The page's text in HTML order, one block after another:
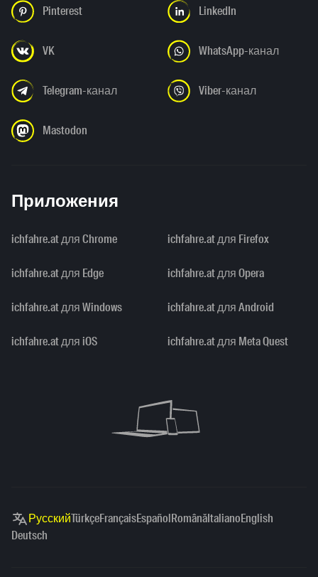
Pinterest LinkedIn
VK WhatsApp-канал
Telegram-канал Viber-канал
Mastodon
Приложения
ichfahre.at для Chrome ichfahre.at для Firefox
ichfahre.at для Edge ichfahre.at для Opera
ichfahre.at для Windows ichfahre.at для Android
ichfahre.at для iOS ichfahre.at для Meta Quest
РусскийTürkçeFrançaisEspañolRomânăItalianoEnglish
Deutsch